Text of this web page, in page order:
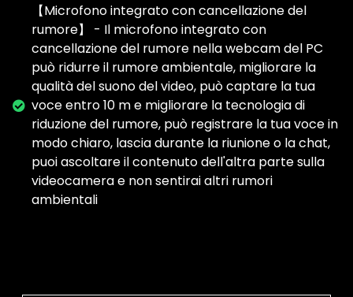
【Microfono integrato con cancellazione del
rumore】 - Il microfono integrato con
cancellazione del rumore nella webcam del PC
può ridurre il rumore ambientale, migliorare la
qualità del suono del video, può captare la tua
voce entro 10 m e migliorare la tecnologia di
riduzione del rumore, può registrare la tua voce in
modo chiaro, lascia durante la riunione o la chat,
puoi ascoltare il contenuto dell'altra parte sulla
videocamera e non sentirai altri rumori
ambientali